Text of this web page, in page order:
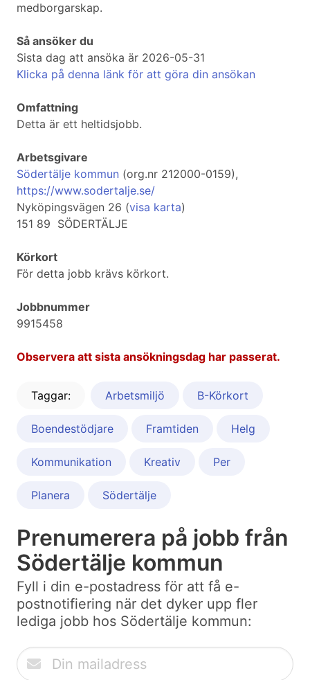
medborgarskap.
Så ansöker du
Sista dag att ansöka är 2026-05-31
Klicka på denna länk för att göra din ansökan
Omfattning
Detta är ett heltidsjobb.
Arbetsgivare
Södertälje kommun (org.nr 212000-0159),
https://www.sodertalje.se/
Nyköpingsvägen 26 (visa karta)
151 89 SÖDERTÄLJE
Körkort
För detta jobb krävs körkort.
Jobbnummer
9915458
Observera att sista ansökningsdag har passerat.
Taggar: Arbetsmiljö B-Körkort
Boendestödjare Framtiden Helg
Kommunikation Kreativ Per
Planera Södertälje
Prenumerera på jobb från
Södertälje kommun
Fyll i din e-postadress för att få e-
postnotifiering när det dyker upp fler
lediga jobb hos Södertälje kommun: